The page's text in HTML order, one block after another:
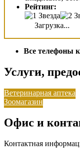
Рейтинг:
Загрузка...
Все телефоны
Услуги,
Ветеринарная аптека
Зоомагазин
Офис и
Контактная